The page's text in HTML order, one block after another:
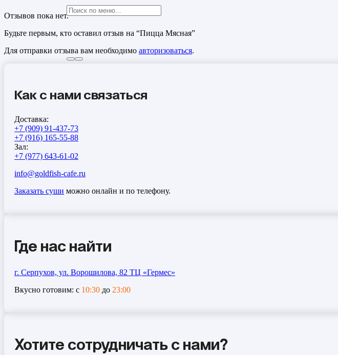
Отзывов пока нет.
Будьте первым, кто оставил отзыв на “Пицца Мясная”
Для отправки отзыва вам необходимо авторизоваться.
Как с нами связаться
Доставка:
+7 (909) 91-437-73
+7 (916) 165-55-88
Зал:
+7 (977) 643-61-02
info@goldfish-cafe.ru
Заказать суши можно онлайн и по телефону.
Где нас найти
г. Серпухов, ул. Ворошилова, 82 ТЦ «Гермес»
Вкусно готовим: с 10:30 до 23:00
Хотите сотрудничать с нами?